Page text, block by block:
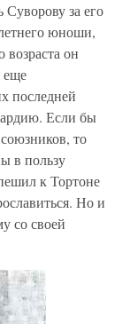
за его
юноши,
возраста он
еще
последней
Если бы
союзников, то
в пользу
к Тортоне
Но и
со своей